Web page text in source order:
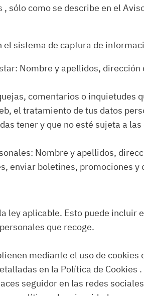
como se describe en el
sistema de captura de
Nombre y apellidos,
comentarios o inquietudes
el tratamiento de tus datos
tener y que no esté sujeta a
Nombre y apellidos,
enviar boletines, promociones y
ley aplicable. Esto puede incluir
que recoge.
mediante el uso de cookies
en la Política de Cookies .
seguidor en las redes